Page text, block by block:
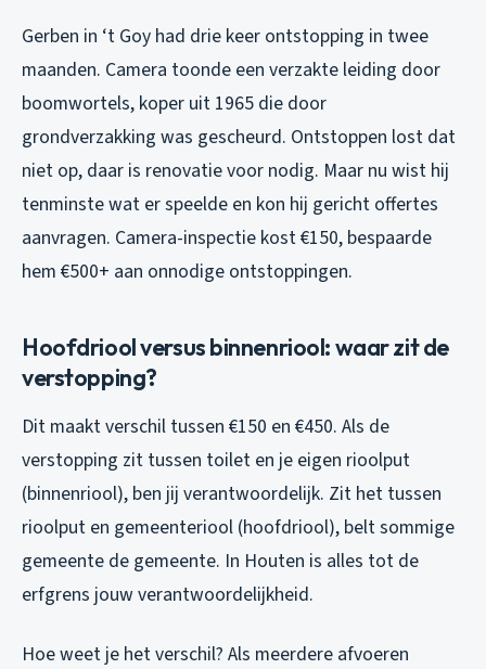
Gerben in ‘t Goy had drie keer ontstopping in twee
maanden. Camera toonde een verzakte leiding door
boomwortels, koper uit 1965 die door
grondverzakking was gescheurd. Ontstoppen lost dat
niet op, daar is renovatie voor nodig. Maar nu wist hij
tenminste wat er speelde en kon hij gericht offertes
aanvragen. Camera-inspectie kost €150, bespaarde
hem €500+ aan onnodige ontstoppingen.
Hoofdriool versus binnenriool: waar zit de
verstopping?
Dit maakt verschil tussen €150 en €450. Als de
verstopping zit tussen toilet en je eigen rioolput
(binnenriool), ben jij verantwoordelijk. Zit het tussen
rioolput en gemeenteriool (hoofdriool), belt sommige
gemeente de gemeente. In Houten is alles tot de
erfgrens jouw verantwoordelijkheid.
Hoe weet je het verschil? Als meerdere afvoeren